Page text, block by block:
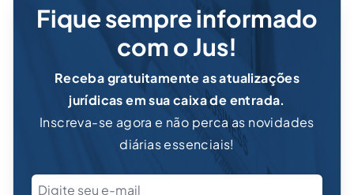
Fique sempre informado
com o Jus!
Receba gratuitamente as atualizações
jurídicas em sua caixa de entrada.
Inscreva-se agora e não perca as novidades
diárias essenciais!